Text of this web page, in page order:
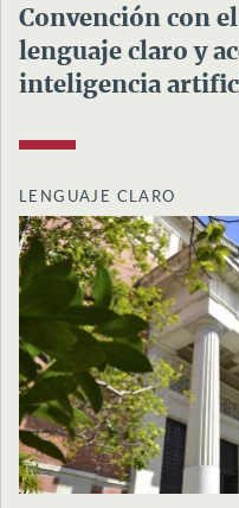
Convención con
lenguaje claro y
inteligencia
LENGUAJE CLARO